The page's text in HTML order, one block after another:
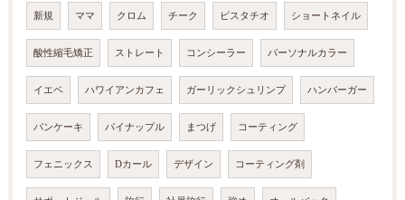
新規 ママ クロム チーク ピスタチオ ショートネイル
酸性縮毛矯正 ストレート コンシーラー パーソナルカラー
イエベ ハワイアンカフェ ガーリックシュリンプ ハンバーガー
パンケーキ パイナップル まつげ コーティング
フェニックス Dカール デザイン コーティング剤